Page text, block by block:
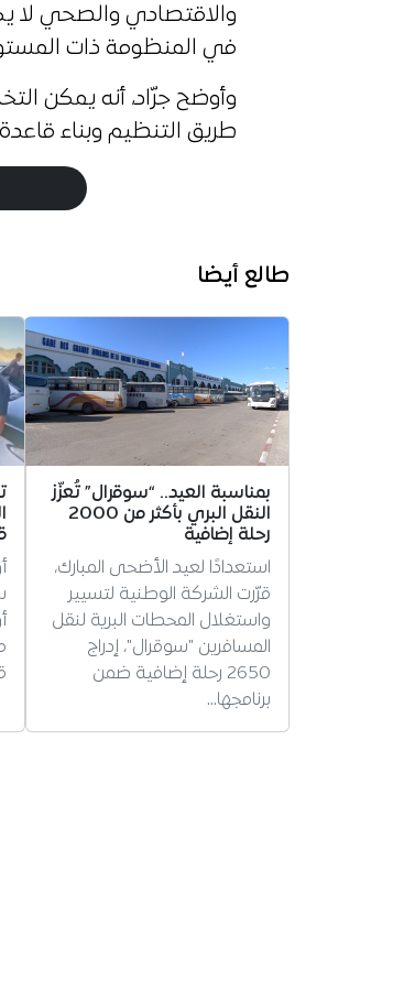
والاقتصادي والصحي لا
في المنظومة ذات
وأوضح جرّاد، أنه يمكن
طريق التنظيم وبناء
طالع أيضا
بمناسبة العيد.. “سوقرال” تُعزّز
النقل البري بأكثر من 2000
رحلة إضافية
استعدادًا لعيد الأضحى المبارك،
قرّرت الشركة الوطنية لتسيير
واستغلال المحطات البرية لنقل
المسافرين "سوقرال"، إدراج
2650 رحلة إضافية ضمن
برنامجها…